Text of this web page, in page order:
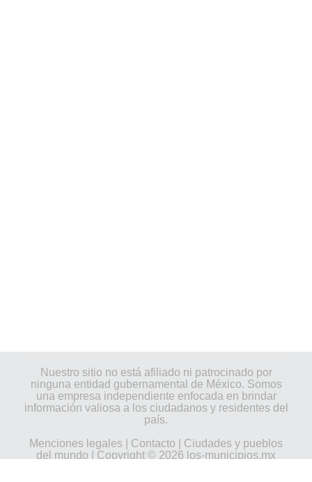
Nuestro sitio no está afiliado ni patrocinado por
ninguna entidad gubernamental de México. Somos
una empresa independiente enfocada en brindar
información valiosa a los ciudadanos y residentes del
país.
Menciones legales
Contacto
Ciudades y pueblos
del mundo | Copyright © 2026 los-municipios.mx